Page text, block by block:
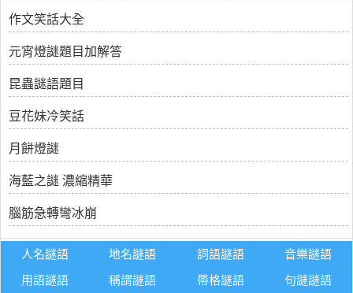
作文笑話大全
元宵燈謎題目加解答
昆蟲謎語題目
豆花妹冷笑話
月餅燈謎
海藍之謎 濃縮精華
腦筋急轉彎冰崩
人名謎語 地名謎語 詞語謎語
音樂謎語
用語謎語
稱謂謎語 帶格謎語 句謎謎語